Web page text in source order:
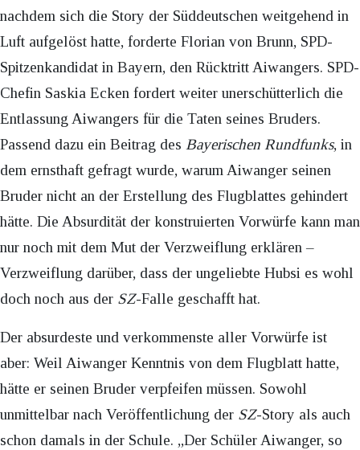
nachdem sich die Story der Süddeutschen weitgehend in
Luft aufgelöst hatte, forderte Florian von Brunn, SPD-
Spitzenkandidat in Bayern, den Rücktritt Aiwangers. SPD-
Chefin Saskia Ecken fordert weiter unerschütterlich die
Entlassung Aiwangers für die Taten seines Bruders.
Passend dazu ein Beitrag des Bayerischen Rundfunks, in
dem ernsthaft gefragt wurde, warum Aiwanger seinen
Bruder nicht an der Erstellung des Flugblattes gehindert
hätte. Die Absurdität der konstruierten Vorwürfe kann man
nur noch mit dem Mut der Verzweiflung erklären –
Verzweiflung darüber, dass der ungeliebte Hubsi es wohl
doch noch aus der SZ-Falle geschafft hat.
Der absurdeste und verkommenste aller Vorwürfe ist
aber: Weil Aiwanger Kenntnis von dem Flugblatt hatte,
hätte er seinen Bruder verpfeifen müssen. Sowohl
unmittelbar nach Veröffentlichung der SZ-Story als auch
schon damals in der Schule. „Der Schüler Aiwanger, so